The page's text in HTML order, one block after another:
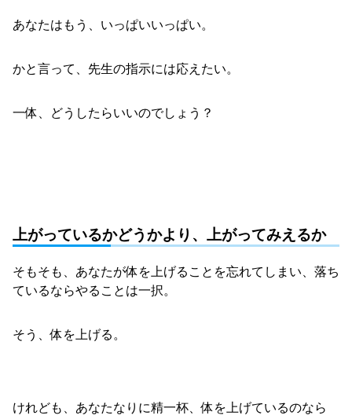
あなたはもう、いっぱいいっぱい。
かと言って、先生の指示には応えたい。
一体、どうしたらいいのでしょう？
上がっているかどうかより、上がってみえるか
そもそも、あなたが体を上げることを忘れてしまい、落ち
ているならやることは一択。
そう、体を上げる。
けれども、あなたなりに精一杯、体を上げているのなら